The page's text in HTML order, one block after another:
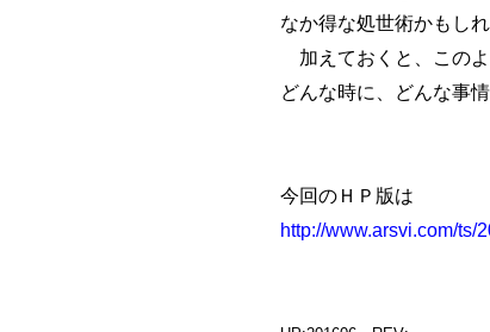
なか得な処世術かもしれ
加えておくと、このよ
どんな時に、どんな事
今回のＨＰ版は
http://www.arsvi.com/ts/